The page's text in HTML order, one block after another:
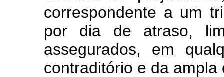
correspondente a um
por dia de atraso,
assegurados, em
contraditório e da ampla